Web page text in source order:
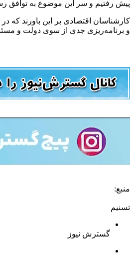
پیش رفتیم و سر این موضوع به توافق
کارشناسان اقتصادی بر این باورند که
و برنامه‌ریزی جدی از سوی دولت و
منبع:
تسنیم
گسترش نیوز